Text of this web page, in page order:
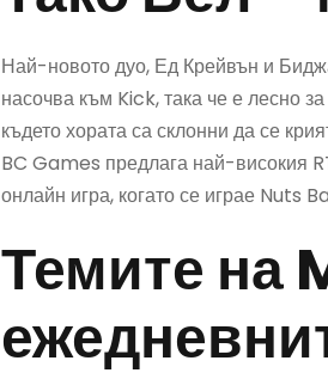
Най-новото дуо, Ед Крейвън и
насочва към Kick, така че е лесно
където хората са склонни да се
BC Games предлага най-високия
онлайн игра, когато се играе Nuts
Темите на